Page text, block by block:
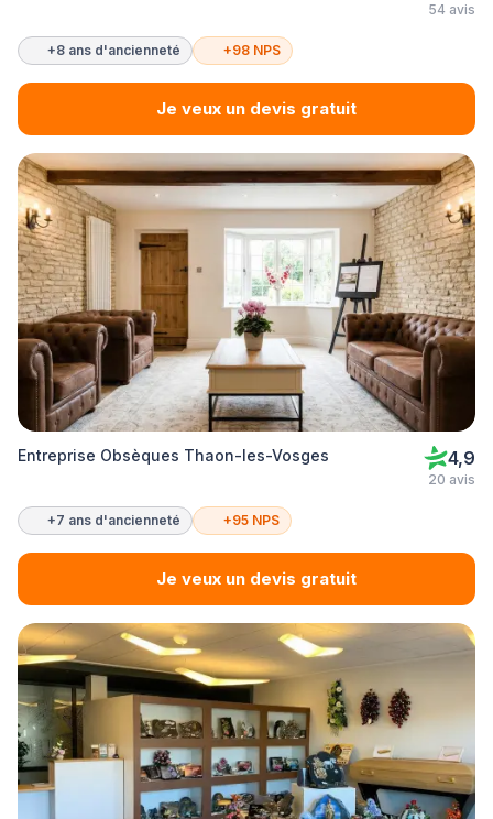
54 avis
+8 ans d'ancienneté +98 NPS
Je veux un devis gratuit
Entreprise Obsèques Thaon-les-Vosges 4,9
20 avis
+7 ans d'ancienneté +95 NPS
Je veux un devis gratuit